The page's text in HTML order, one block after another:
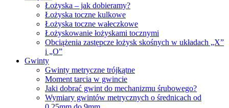
Łożyska – jak dobieramy?
Łożyska toczne kulkowe
Łożyska toczne wałeczkowe
Łożyskowanie łożyskami tocznymi
Obciążenia zastępcze łożysk skośnych w układach „X”
i „O”
Gwinty
Gwinty metryczne trójkątne
Moment tarcia w gwincie
Jaki dobrać gwint do mechanizmu śrubowego?
Wymiary gwintów metrycznych o średnicach od